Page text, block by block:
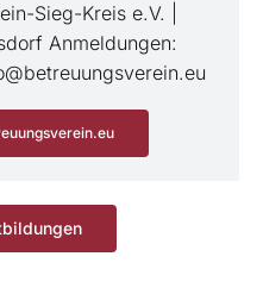
Sieg-Kreis e.V. |
Anmeldungen: